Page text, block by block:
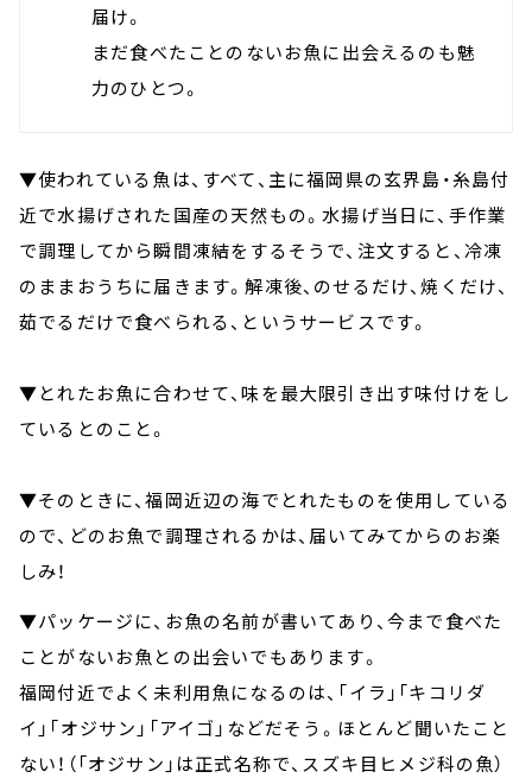
届け。
まだ食べたことのないお魚に出会えるのも魅
力のひとつ。
▼使われている魚は、すべて、主に福岡県の玄界島・糸島付
近で水揚げされた国産の天然もの。水揚げ当日に、手作業
で調理してから瞬間凍結をするそうで、注文すると、冷凍
のままおうちに届きます。解凍後、のせるだけ、焼くだけ、
茹でるだけで食べられる、というサービスです。
▼とれたお魚に合わせて、味を最大限引き出す味付けをし
ているとのこと。
▼そのときに、福岡近辺の海でとれたものを使用している
ので、どのお魚で調理されるかは、届いてみてからのお楽
しみ！
▼パッケージに、お魚の名前が書いてあり、今まで食べた
ことがないお魚との出会いでもあります。
福岡付近でよく未利用魚になるのは、「イラ」「キコリダ
イ」「オジサン」「アイゴ」などだそう。ほとんど聞いたこと
ない！（「オジサン」は正式名称で、スズキ目ヒメジ科の魚）